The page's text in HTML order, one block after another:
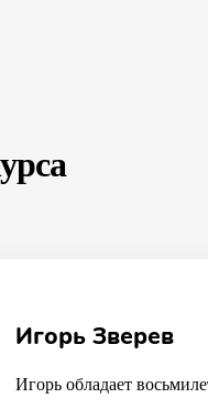
Игорь Зверев
Игорь обладает